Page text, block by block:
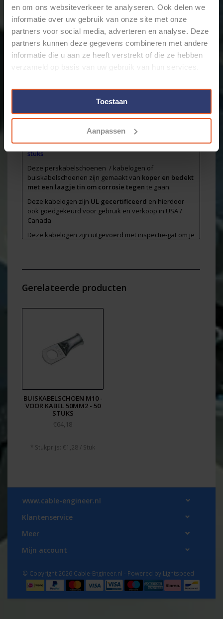
en om ons websiteverkeer te analyseren. Ook delen we
informatie over uw gebruik van onze site met onze
partners voor social media, adverteren en analyse. Deze
partners kunnen deze gegevens combineren met andere
informatie die u aan ze heeft verstrekt of die ze hebben
verzameld op basis van uw gebruik van hun services.
Toestaan
Aanpassen
Email ons over dit product
Aan verlanglijst toevoegen
Toevoegen om te vergelijken
Afdrukken
Informatie Reviews(0)
GC50-10-10st.
Stukprijs:
€1,47 / Stuk
Buiskabelschoen/perskabelschoen / kabeloog M10
met inspectie-gat voor draden van 50,0mm2 - 10
stuks
Deze perskabelschoenen / kabelogen of
buiskabelschoenen zijn gemaakt van koper en bedekt
met een laagje tin om corrosie tegen te gaan.
Deze kabelogen zijn UL gecertificeerd en hierdoor
ook goedgekeurd voor gebruik en verkoop in USA /
Canada
Deze kabelogen zijn uitgevoerd met inspectie-gat om je
mm2 ( zie Foto 2 )
W= 18,0 mm
B= 17,0 mm
Verpakt per 100 stuks in zakje - hierdoor kan het
makkelijker per brievenbuspakket verstuurd worden
en scheelt in de kosten.
Gerelateerde producten
BUISKABELSCHOEN M10 -
VOOR KABEL 50MM2 - 50
STUKS
€64,18
* Stukprijs: €1,28 / Stuk
www.cable-engineer.nl
Klantenservice
Meer
Mijn account
© Copyright 2026 Cable-Engineer.nl - Powered by Lightspeed